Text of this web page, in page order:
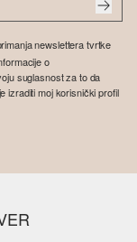
newslettera tvrtke
o
suglasnost za to da
izraditi moj korisnički profil